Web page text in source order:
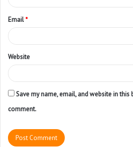
Email*
Website
Save my name, email, and website in
comment.